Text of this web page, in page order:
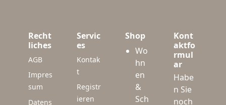
Recht
liches
AGB
Impres
sum
Datens
Servic
es
Kontak
t
Registr
ieren
Shop
Wo
hn
en
&
Sch
Kont
aktfo
rmul
ar
Habe
n Sie
noch